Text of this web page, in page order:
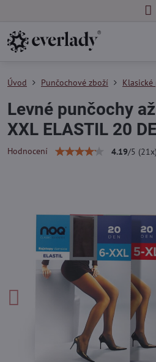
Úvod Punčochové zboží
Levné punčochy
XXL ELASTIL 20
Hodnocení 4.19/5 (21 x)